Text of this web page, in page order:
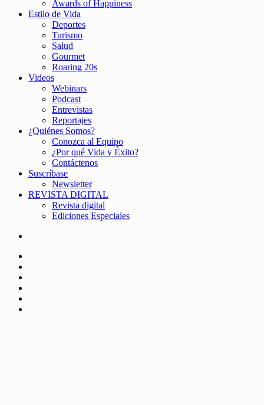
Awards of Happiness
Estilo de Vida
Deportes
Turismo
Salud
Gourmet
Roaring 20s
Videos
Webinars
Podcast
Entrevistas
Reportajes
¿Quiénes Somos?
Conozca al Equipo
¿Por qué Vida y Éxito?
Contáctenos
Suscríbase
Newsletter
REVISTA DIGITAL
Revista digital
Ediciones Especiales